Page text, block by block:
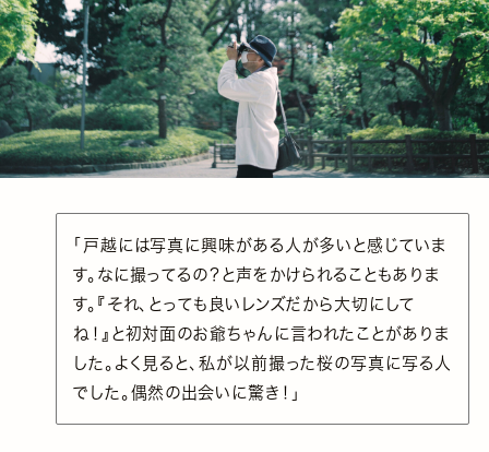
「戸越には写真に興味がある人が多いと感じていま
す。なに撮ってるの？と声をかけられることもありま
す。『それ、とっても良いレンズだから大切にして
ね！』と初対面のお爺ちゃんに言われたことがありま
した。よく見ると、私が以前撮った桜の写真に写る人
でした。偶然の出会いに驚き！」